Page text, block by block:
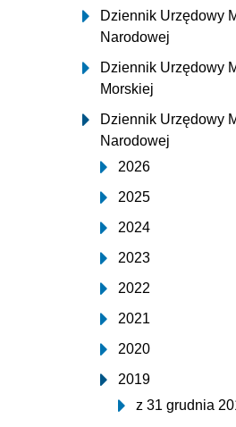
Dziennik Urzędowy
Narodowej
Dziennik Urzędowy
Morskiej
Dziennik Urzędowy
Narodowej
2026
2025
2024
2023
2022
2021
2020
2019
z 31 grudnia